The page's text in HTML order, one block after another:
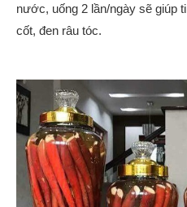
nước, uống 2 lần/ngày sẽ giúp
cốt, đen râu tóc.